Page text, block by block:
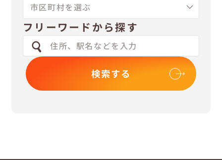
フリーワードから探す
検索する